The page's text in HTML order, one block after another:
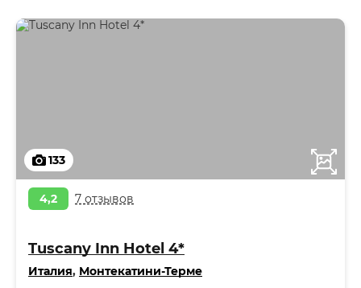
133
4,2 7 отзывов
Tuscany Inn Hotel 4*
Италия, Монтекатини-Терме